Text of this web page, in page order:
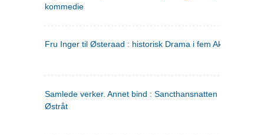
kommedie
Fru Inger til Østeraad : historisk Drama i fem Akter
Samlede verker. Annet bind : Sancthansnatten ; Fru Inger
Østråt